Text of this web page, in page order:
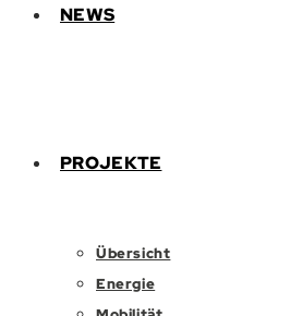
NEWS
PROJEKTE
Übersicht
Energie